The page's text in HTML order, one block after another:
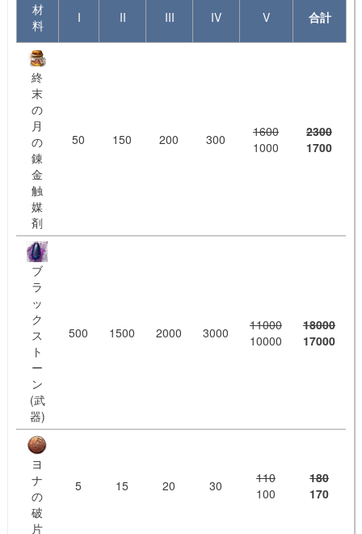
材
料
I II III IV V 合計
終
末
の
月
の
錬
金
触
媒
剤
50 150 200 300
1600
1000
2300
1700
ブ
ラ
ッ
ク
ス
ト
ー
ン
(武
器)
500 1500 2000 3000
11000
10000
18000
17000
ヨ
ナ
の
破
片
5 15 20 30
110
100
180
170